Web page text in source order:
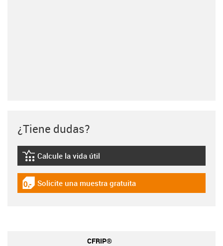
¿Tiene dudas?
igus-icon-lebensdauerrechner
Calcule la vida útil
igus-icon-gratismuster
Solicite una muestra gratuita
CFRIP®